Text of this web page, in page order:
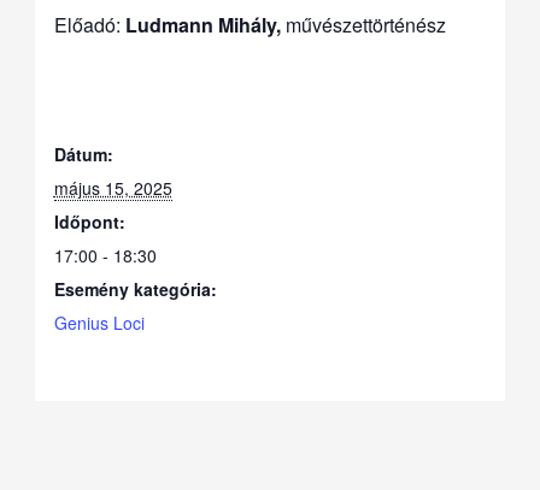
Előadó: Ludmann Mihály, művészettörténész
Dátum:
május 15, 2025
Időpont:
17:00 - 18:30
Esemény kategória:
Genius Loci